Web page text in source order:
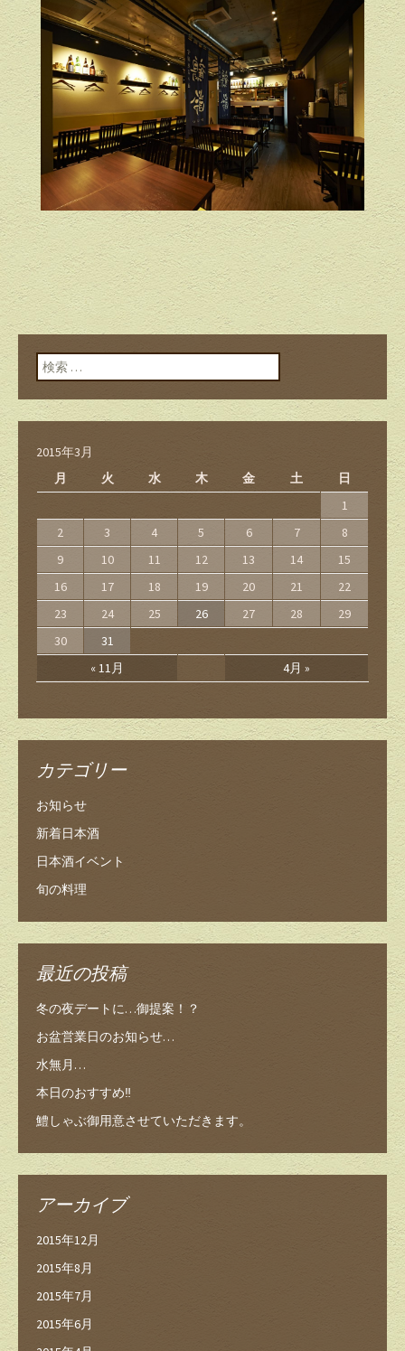
検索:
2015年3月
月
火 水 木 金 土 日
« 11月 4月 »
1
2
3 4 5 6 7
8
9
10 11 12 13 14
15
16
17 18 19 20 21
22
23
24 25 26 27 28
29
30
31
カテゴリー
お知らせ
新着日本酒
日本酒イベント
旬の料理
最近の投稿
冬の夜デートに…御提案！？
お盆営業日のお知らせ…
水無月…
本日のおすすめ‼️
鱧しゃぶ御用意させていただきます。
アーカイブ
2015年12月
2015年8月
2015年7月
2015年6月